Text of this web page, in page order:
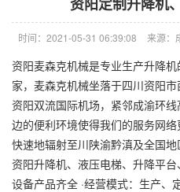
时间：2021-05-31 06:39:08 来源：
资阳麦森克机械是专业生产升降
家，麦森克机械坐落于四川资阳
资阳双流国际机场，紧邻成渝环
边的便利环境使得我们的服务网
快速地辐射至川陕渝黔滇及全国
资阳升降机、液压电梯、升降平
设备产品齐全 ·经营模式：生产、